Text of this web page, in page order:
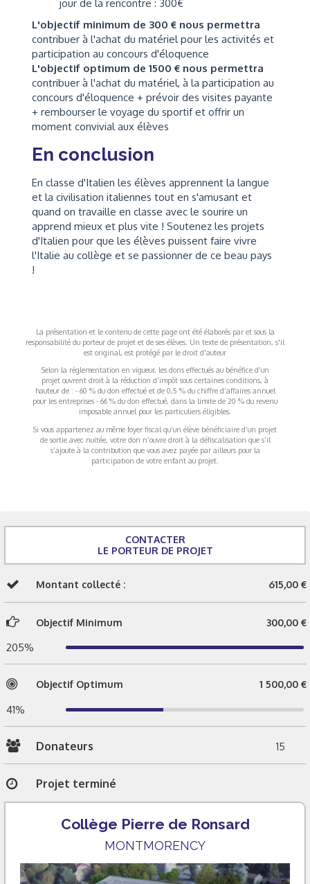
jour de la rencontre : 300€
L'objectif minimum de 300 € nous permettra
contribuer à l'achat du matériel pour les activités et
participation au concours d'éloquence
L'objectif optimum de 1500 € nous permettra
contribuer à l'achat du matériel, à la participation au
concours d'éloquence + prévoir des visites payante
+ rembourser le voyage du sportif et offrir un
moment convivial aux élèves
En conclusion
En classe d'Italien les élèves apprennent la langue
et la civilisation italiennes tout en s'amusant et
quand on travaille en classe avec le sourire un
apprend mieux et plus vite ! Soutenez les projets
d'Italien pour que les élèves puissent faire vivre
l'Italie au collège et se passionner de ce beau pays
!
La présentation et le contenu de cette page ont été élaborés par et sous la
responsabilité du porteur de projet et de ses élèves. Un texte de présentation, s'il
est original, est protégé par le droit d'auteur
Selon la réglementation en vigueur, les dons effectués au bénéfice d’un
projet ouvrent droit à la réduction d’impôt sous certaines conditions, à
hauteur de : - 60 % du don effectué et de 0,5 % du chiffre d’affaires annuel
pour les entreprises - 66 % du don effectué, dans la limite de 20 % du revenu
imposable annuel pour les particuliers éligibles.
Si vous appartenez au même foyer fiscal qu’un élève bénéficiaire d’un projet
de sortie avec nuitée, votre don n’ouvre droit à la défiscalisation que s’il
s’ajoute à la contribution que vous avez payée par ailleurs pour la
participation de votre enfant au projet.
CONTACTER
LE PORTEUR DE PROJET
Montant collecté : 615,00 €
Objectif Minimum 300,00 €
205%
Objectif Optimum 1 500,00 €
41%
Donateurs 15
Projet terminé
Collège Pierre de Ronsard
MONTMORENCY